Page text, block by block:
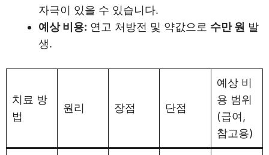
자극이 있을 수 있습니다.
예상 비용: 연고 처방전 및 약값으로 수만 원 발
생.
치료 방
법
원리 장점 단점
예상 비
용 범위
(급여,
참고용)